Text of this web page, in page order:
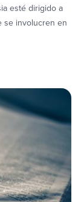
esté dirigido a
se involucren en